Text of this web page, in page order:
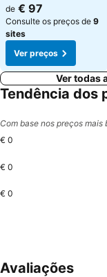
de € 97
Consulte os preços de 9
sites
Ver preços
Ver todas
Tendência dos
Com base nos preços
€ 0
€ 0
€ 0
Avaliações